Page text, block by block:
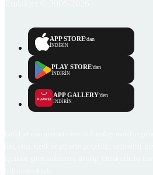
APP STORE'dan
İNDİRİN
PLAY STORE'dan
İNDİRİN
APP GALLERY'den
İNDİRİN